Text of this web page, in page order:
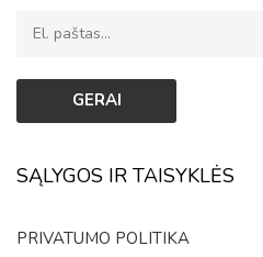
SĄLYGOS IR TAISYKLĖS
PRIVATUMO POLITIKA